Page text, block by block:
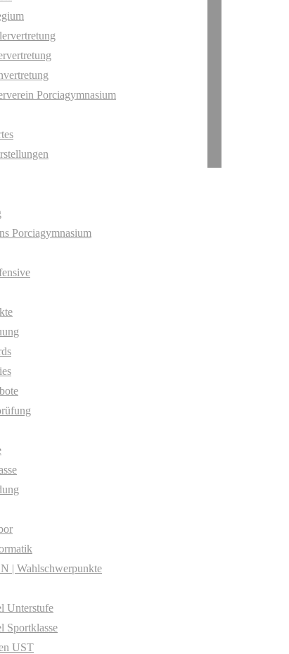
Porciagymnasium
Porciagymnasium
| Wahlschwerpunkte
Unterstufe
Sportklasse
UST